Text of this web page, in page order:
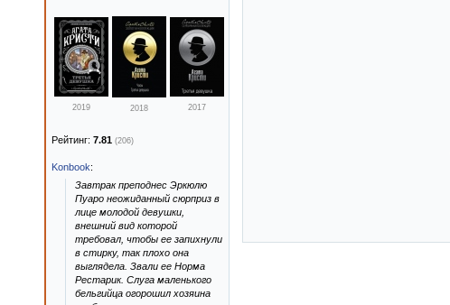
2019 2018 2017
Рейтинг: 7.81 (206)
Konbook:
Завтрак преподнес Эркюлю
Пуаро неожиданный сюрприз в
лице молодой девушки,
внешний вид которой
требовал, чтобы ее запихнули
в стирку, так плохо она
выглядела. Звали ее Норма
Рестарик. Слуга маленького
бельгийца огорошил хозяина